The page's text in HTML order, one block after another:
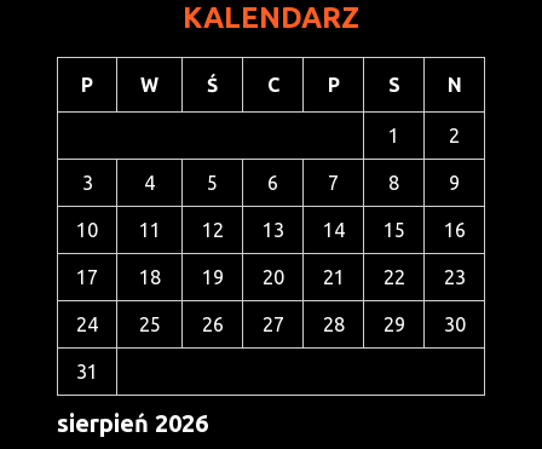
KALENDARZ
sierpień 2026
P W Ś C P S N
1 2
3 4 5 6 7 8 9
10 11 12 13 14 15 16
17 18 19 20 21 22 23
24 25 26 27 28 29 30
31